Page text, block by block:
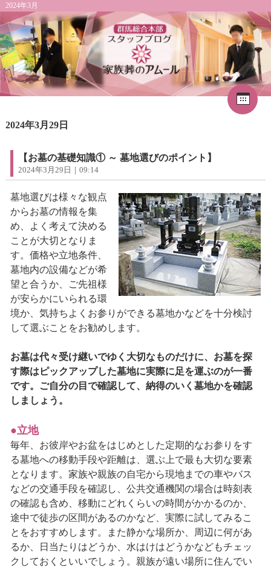
2024年3月
1
2
3
16
17 18 19 20 21
23
24 25 26 27 28
2024年3月29日
【お墓の基礎知識① ～ 墓地選びのポイント】
2024年3月29日｜09:14
墓地選びは様々な観点
からお墓の情報を集
め、よく考えて決める
ことが大切となりま
す。価格や立地条件、
墓地内の設備などが希
望と合うか、ご先祖様
が安らかにいられる環
境か、気持ちよくお参りができる墓地かなどを十分検討
して選ぶことをお勧めします。
お墓は代々受け継いでゆく大切なものだけに、お墓を探
す際はピックアップした墓地に実際に足を運ぶのが一番
です。ご自分の目で確認して、納得のいく墓地かを確認
しましょう。
●立地
毎年、お彼岸やお盆をはじめとした定期的なお参りをす
る墓地への移動手段や距離は、選ぶ上で最も大切な要素
となります。家族や親族の自宅から現地までの車やバス
などの交通手段を確認し、公共交通機関の場合は時刻表
の確認も含め、移動にどれくらいの時間がかかるのか、
途中で徒歩の区間があるのかなど、実際に試してみるこ
とをおすすめします。また静かな場所か、周辺に何があ
るか、日当たりはどうか、水はけはどうかなどもチェッ
クしておくといいでしょう。親族が遠い場所に住んでい